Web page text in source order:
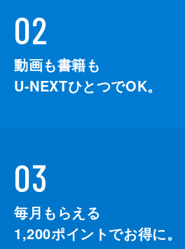
02
動画も書籍も
U-NEXTひとつでOK。
03
毎月もらえる
1,200ポイントでお得に。